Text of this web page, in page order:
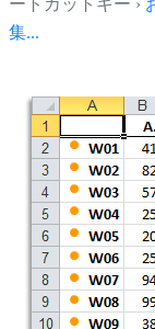
集...